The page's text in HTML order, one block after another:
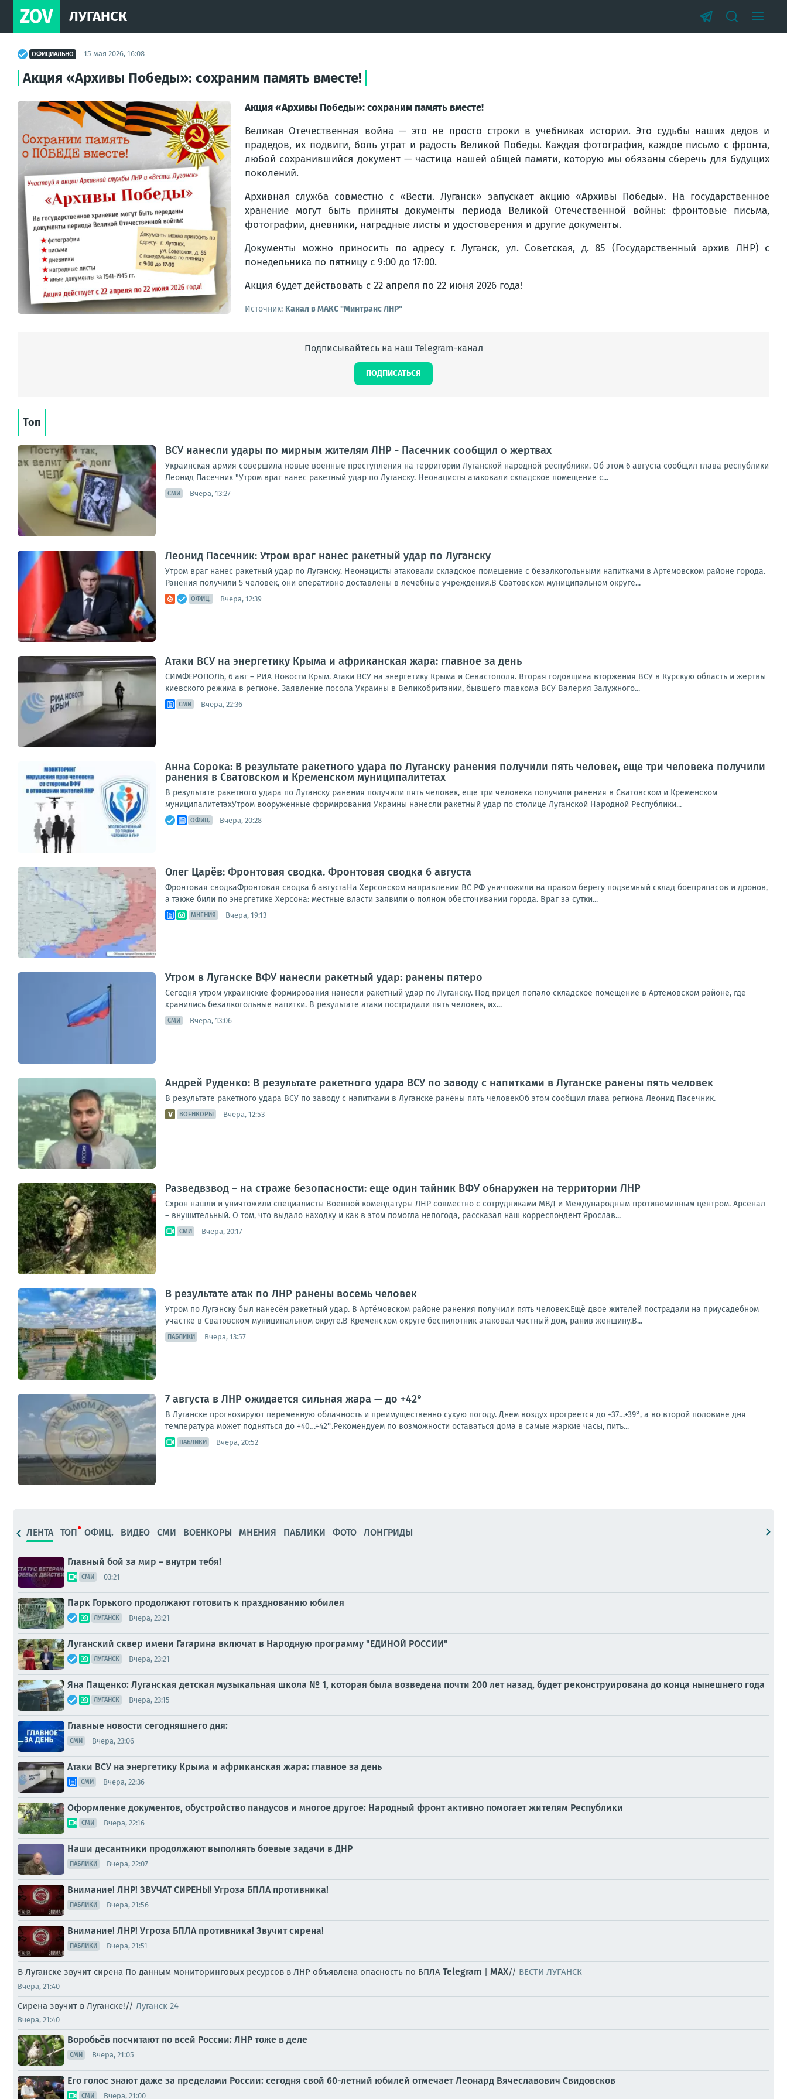
ZOV ЛУГАНСК
ОФИЦИАЛЬНО 15 мая 2026, 16:08
Акция «Архивы Победы»: сохраним память вместе!
Акция «Архивы Победы»: сохраним память вместе!
Великая Отечественная война — это не просто строки в учебниках истории. Это судьбы наших дедов и
прадедов, их подвиги, боль утрат и радость Великой Победы. Каждая фотография, каждое письмо с фронта,
любой сохранившийся документ — частица нашей общей памяти, которую мы обязаны сберечь для будущих
поколений.
Архивная служба совместно с «Вести. Луганск» запускает акцию «Архивы Победы». На государственное
хранение могут быть приняты документы периода Великой Отечественной войны: фронтовые письма,
фотографии, дневники, наградные листы и удостоверения и другие документы.
Документы можно приносить по адресу г. Луганск, ул. Советская, д. 85 (Государственный архив ЛНР) с
понедельника по пятницу с 9:00 до 17:00.
Акция будет действовать с 22 апреля по 22 июня 2026 года!
Источник: Канал в МАКС "Минтранс ЛНР"
Подписывайтесь на наш Telegram-канал
ПОДПИСАТЬСЯ
Топ
ВСУ нанесли удары по мирным жителям ЛНР - Пасечник сообщил о жертвах
Украинская армия совершила новые военные преступления на территории Луганской народной республики. Об этом 6 августа сообщил глава республики
Леонид Пасечник "Утром враг нанес ракетный удар по Луганску. Неонацисты атаковали складское помещение с...
СМИ Вчера, 13:27
Леонид Пасечник: Утром враг нанес ракетный удар по Луганску
Утром враг нанес ракетный удар по Луганску. Неонацисты атаковали складское помещение с безалкогольными напитками в Артемовском районе города.
Ранения получили 5 человек, они оперативно доставлены в лечебные учреждения.В Сватовском муниципальном округе...
ОФИЦ. Вчера, 12:39
Атаки ВСУ на энергетику Крыма и африканская жара: главное за день
СИМФЕРОПОЛЬ, 6 авг – РИА Новости Крым. Атаки ВСУ на энергетику Крыма и Севастополя. Вторая годовщина вторжения ВСУ в Курскую область и жертвы
киевского режима в регионе. Заявление посола Украины в Великобритании, бывшего главкома ВСУ Валерия Залужного...
СМИ Вчера, 22:36
Анна Сорока: В результате ракетного удара по Луганску ранения получили пять человек, еще три человека получили
ранения в Сватовском и Кременском муниципалитетах
В результате ракетного удара по Луганску ранения получили пять человек, еще три человека получили ранения в Сватовском и Кременском
муниципалитетахУтром вооруженные формирования Украины нанесли ракетный удар по столице Луганской Народной Республики...
ОФИЦ. Вчера, 20:28
Олег Царёв: Фронтовая сводка. Фронтовая сводка 6 августа
Фронтовая сводкаФронтовая сводка 6 августаНа Херсонском направлении ВС РФ уничтожили на правом берегу подземный склад боеприпасов и дронов,
а также били по энергетике Херсона: местные власти заявили о полном обесточивании города. Враг за сутки...
МНЕНИЯ Вчера, 19:13
Утром в Луганске ВФУ нанесли ракетный удар: ранены пятеро
Сегодня утром украинские формирования нанесли ракетный удар по Луганску. Под прицел попало складское помещение в Артемовском районе, где
хранились безалкогольные напитки. В результате атаки пострадали пять человек, их...
СМИ Вчера, 13:06
Андрей Руденко: В результате ракетного удара ВСУ по заводу с напитками в Луганске ранены пять человек
В результате ракетного удара ВСУ по заводу с напитками в Луганске ранены пять человекОб этом сообщил глава региона Леонид Пасечник.
ВОЕНКОРЫ Вчера, 12:53
Разведвзвод – на страже безопасности: еще один тайник ВФУ обнаружен на территории ЛНР
Схрон нашли и уничтожили специалисты Военной комендатуры ЛНР совместно с сотрудниками МВД и Международным противоминным центром. Арсенал
– внушительный. О том, что выдало находку и как в этом помогла непогода, рассказал наш корреспондент Ярослав...
СМИ Вчера, 20:17
В результате атак по ЛНР ранены восемь человек
Утром по Луганску был нанесён ракетный удар. В Артёмовском районе ранения получили пять человек.Ещё двое жителей пострадали на приусадебном
участке в Сватовском муниципальном округе.В Кременском округе беспилотник атаковал частный дом, ранив женщину.В...
ПАБЛИКИ Вчера, 13:57
7 августа в ЛНР ожидается сильная жара — до +42°
В Луганске прогнозируют переменную облачность и преимущественно сухую погоду. Днём воздух прогреется до +37…+39°, а во второй половине дня
температура может подняться до +40…+42°.Рекомендуем по возможности оставаться дома в самые жаркие часы, пить...
ПАБЛИКИ Вчера, 20:52
ЛЕНТА ТОП ОФИЦ. ВИДЕО СМИ ВОЕНКОРЫ МНЕНИЯ ПАБЛИКИ ФОТО ЛОНГРИДЫ
Главный бой за мир – внутри тебя!
СМИ 03:21
Парк Горького продолжают готовить к празднованию юбилея
ЛУГАНСК Вчера, 23:21
Луганский сквер имени Гагарина включат в Народную программу "ЕДИНОЙ РОССИИ"
ЛУГАНСК Вчера, 23:21
Яна Пащенко: Луганская детская музыкальная школа № 1, которая была возведена почти 200 лет назад, будет реконструирована до конца нынешнего года
ЛУГАНСК Вчера, 23:15
Главные новости сегодняшнего дня:
СМИ Вчера, 23:06
Атаки ВСУ на энергетику Крыма и африканская жара: главное за день
СМИ Вчера, 22:36
Оформление документов, обустройство пандусов и многое другое: Народный фронт активно помогает жителям Республики
СМИ Вчера, 22:16
Наши десантники продолжают выполнять боевые задачи в ДНР
ПАБЛИКИ Вчера, 22:07
Внимание! ЛНР! ЗВУЧАТ СИРЕНЫ! Угроза БПЛА противника!
ПАБЛИКИ Вчера, 21:56
Внимание! ЛНР! Угроза БПЛА противника! Звучит сирена!
ПАБЛИКИ Вчера, 21:51
В Луганске звучит сирена По данным мониторинговых ресурсов в ЛНР объявлена опасность по БПЛА Telegram | MAX// ВЕСТИ ЛУГАНСК
Вчера, 21:40
Сирена звучит в Луганске!// Луганск 24
Вчера, 21:40
Воробьёв посчитают по всей России: ЛНР тоже в деле
СМИ Вчера, 21:05
Его голос знают даже за пределами России: сегодня свой 60-летний юбилей отмечает Леонард Вячеславович Свидовсков
СМИ Вчера, 21:00